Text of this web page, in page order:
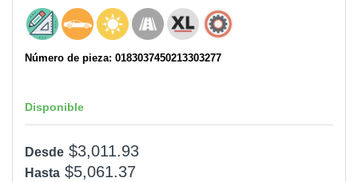
Número de pieza: 0183037450213303277
Disponible
Desde $3,011.93
Hasta $5,061.37